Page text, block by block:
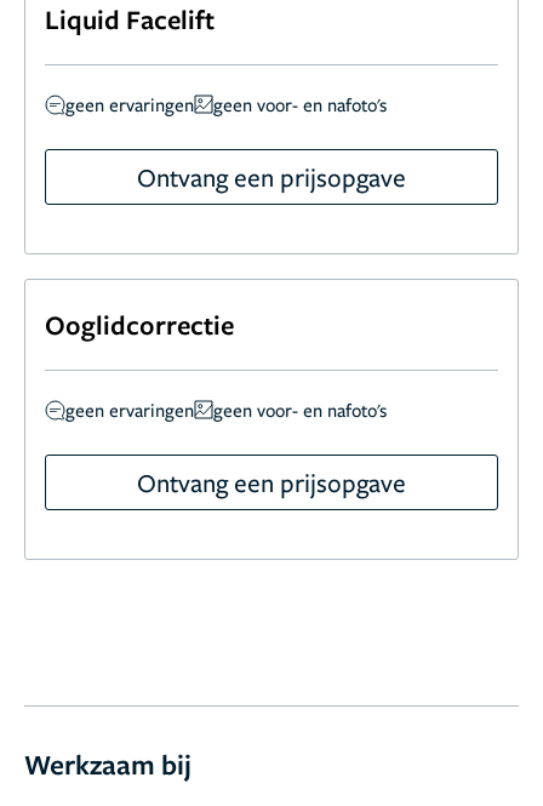
Liquid Facelift
geen ervaringen geen voor- en nafoto's
Ontvang een prijsopgave
Ooglidcorrectie
geen ervaringen geen voor- en nafoto's
Ontvang een prijsopgave
Werkzaam bij